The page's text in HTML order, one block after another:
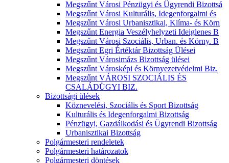
Megszűnt Városi Pénzügyi és Ügyrendi Bizottsá
Megszűnt Városi Kulturális, Idegenforgalmi és
Megszűnt Városi Urbanisztikai, Klíma- és Körn
Megszűnt Energia Veszélyhelyzeti Ideiglenes B
Megszűnt Városi Szociális, Urban. és Körny. B
Megszűnt Egri Értéktár Bizottság Ülései
Megszűnt Városimázs Bizottság ülései
Megszűnt Városképi és Környezetvédelmi Biz.
Megszűnt VÁROSI SZOCIÁLIS ÉS
CSALÁDÜGYI BIZ.
Bizottsági ülések
Köznevelési, Szociális és Sport Bizottság
Kulturális és Idegenforgalmi Bizottság
Pénzügyi, Gazdálkodási és Ügyrendi Bizottság
Urbanisztikai Bizottság
Polgármesteri rendeletek
Polgármesteri határozatok
Polgármesteri döntések